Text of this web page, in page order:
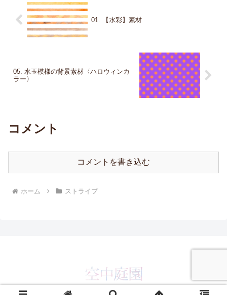
01. 【水彩】素材
05. 水玉模様の背景素材〈ハロウィンカ
ラー〉
コメント
コメントを書き込む
ホーム ストライプ